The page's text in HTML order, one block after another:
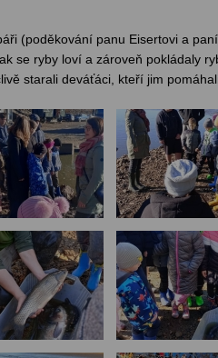
(poděkování panu Eisertovi a
se ryby loví a zároveň pokládaly
starali deváťáci, kteří jim